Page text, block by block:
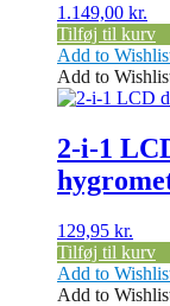
1.149,00 kr.
Tilføj til kurv
Add to
Add to
2-i-1
129,95 kr.
Tilføj til kurv
Add to
Add to